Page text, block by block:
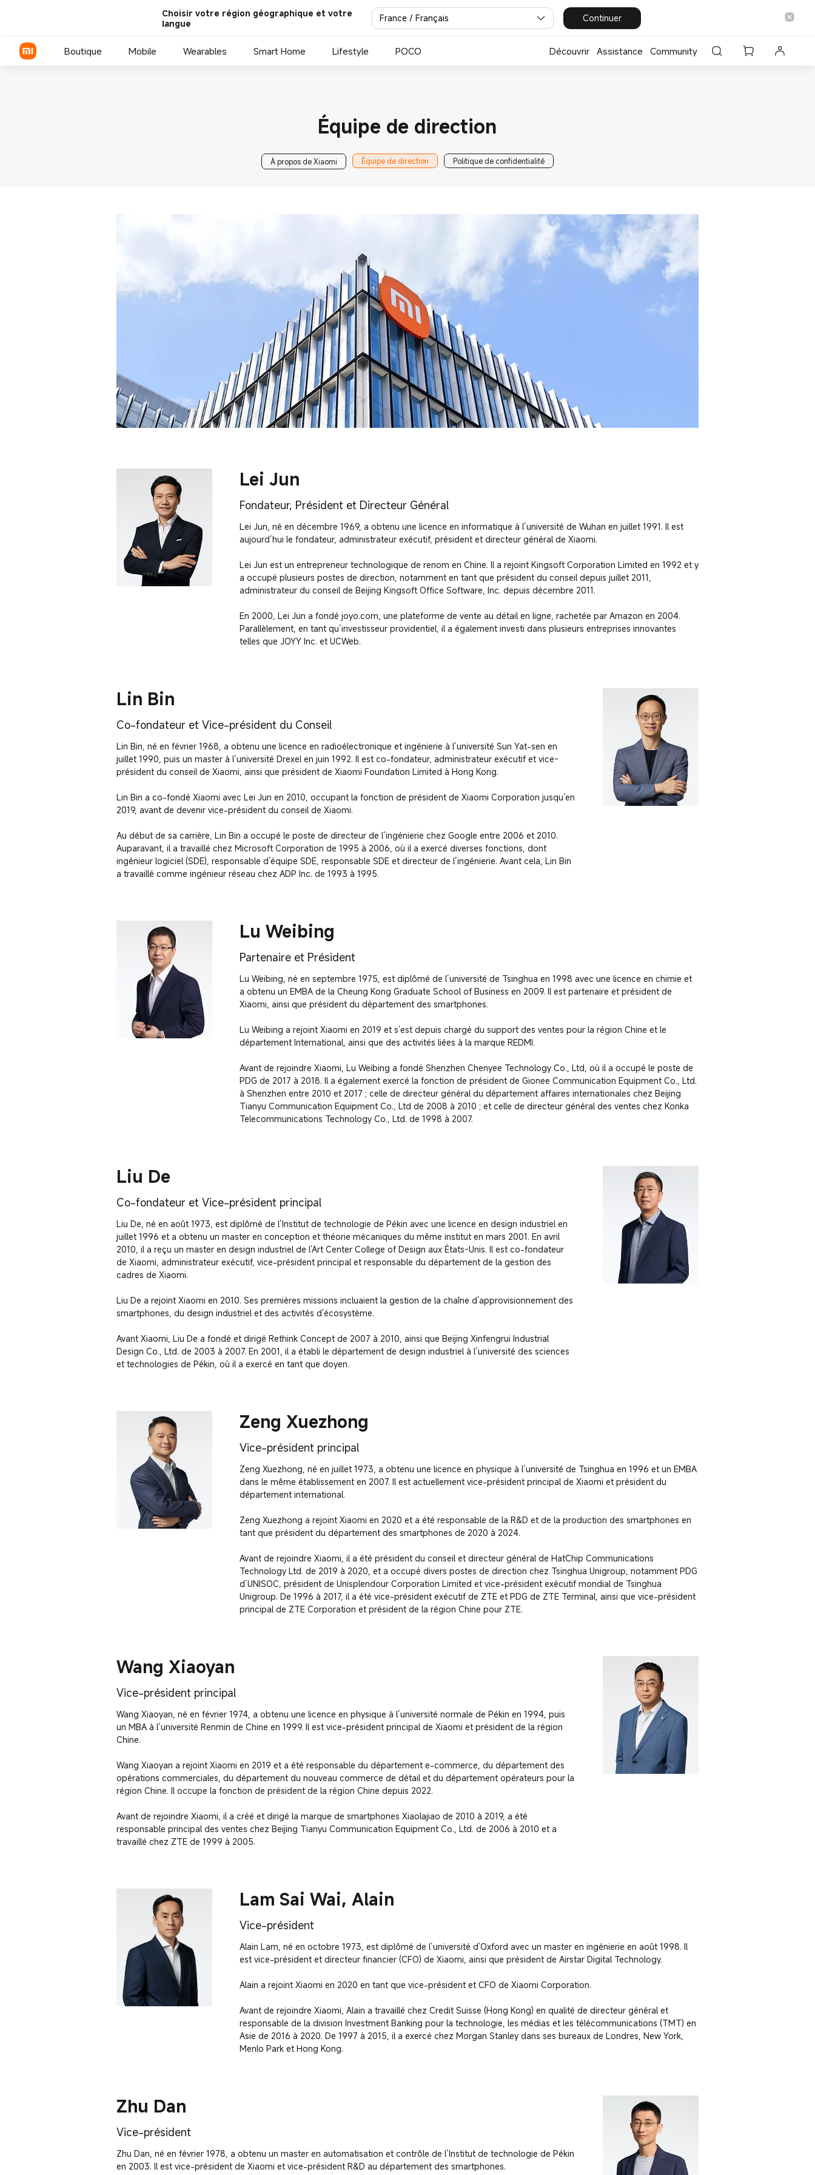
Choisir votre région géographique et votre
langue
France / Français Continuer
Boutique Mobile Wearables Smart Home Lifestyle POCO Découvrir Assistance Community
Équipe de direction
À propos de Xiaomi Équipe de direction Politique de confidentialité
Lei Jun
Fondateur, Président et Directeur Général
Lei Jun, né en décembre 1969, a obtenu une licence en informatique à l’université de Wuhan en juillet 1991. Il est
aujourd’hui le fondateur, administrateur exécutif, président et directeur général de Xiaomi.
Lei Jun est un entrepreneur technologique de renom en Chine. Il a rejoint Kingsoft Corporation Limited en 1992 et y
a occupé plusieurs postes de direction, notamment en tant que président du conseil depuis juillet 2011,
administrateur du conseil de Beijing Kingsoft Office Software, Inc. depuis décembre 2011.
En 2000, Lei Jun a fondé joyo.com, une plateforme de vente au détail en ligne, rachetée par Amazon en 2004.
Parallèlement, en tant qu’investisseur providentiel, il a également investi dans plusieurs entreprises innovantes
telles que JOYY Inc. et UCWeb.
Lin Bin
Co-fondateur et Vice-président du Conseil
Lin Bin, né en février 1968, a obtenu une licence en radioélectronique et ingénierie à l’université Sun Yat-sen en
juillet 1990, puis un master à l’université Drexel en juin 1992. Il est co-fondateur, administrateur exécutif et vice-
président du conseil de Xiaomi, ainsi que président de Xiaomi Foundation Limited à Hong Kong.
Lin Bin a co-fondé Xiaomi avec Lei Jun en 2010, occupant la fonction de président de Xiaomi Corporation jusqu’en
2019, avant de devenir vice-président du conseil de Xiaomi.
Au début de sa carrière, Lin Bin a occupé le poste de directeur de l’ingénierie chez Google entre 2006 et 2010.
Auparavant, il a travaillé chez Microsoft Corporation de 1995 à 2006, où il a exercé diverses fonctions, dont
ingénieur logiciel (SDE), responsable d’équipe SDE, responsable SDE et directeur de l’ingénierie. Avant cela, Lin Bin
a travaillé comme ingénieur réseau chez ADP Inc. de 1993 à 1995.
Lu Weibing
Partenaire et Président
Lu Weibing, né en septembre 1975, est diplômé de l’université de Tsinghua en 1998 avec une licence en chimie et
a obtenu un EMBA de la Cheung Kong Graduate School of Business en 2009. Il est partenaire et président de
Xiaomi, ainsi que président du département des smartphones.
Lu Weibing a rejoint Xiaomi en 2019 et s’est depuis chargé du support des ventes pour la région Chine et le
département International, ainsi que des activités liées à la marque REDMI.
Avant de rejoindre Xiaomi, Lu Weibing a fondé Shenzhen Chenyee Technology Co., Ltd, où il a occupé le poste de
PDG de 2017 à 2018. Il a également exercé la fonction de président de Gionee Communication Equipment Co., Ltd.
à Shenzhen entre 2010 et 2017 ; celle de directeur général du département affaires internationales chez Beijing
Tianyu Communication Equipment Co., Ltd de 2008 à 2010 ; et celle de directeur général des ventes chez Konka
Telecommunications Technology Co., Ltd. de 1998 à 2007.
Liu De
Co-fondateur et Vice-président principal
Liu De, né en août 1973, est diplômé de l’Institut de technologie de Pékin avec une licence en design industriel en
juillet 1996 et a obtenu un master en conception et théorie mécaniques du même institut en mars 2001. En avril
2010, il a reçu un master en design industriel de l’Art Center College of Design aux États-Unis. Il est co-fondateur
de Xiaomi, administrateur exécutif, vice-président principal et responsable du département de la gestion des
cadres de Xiaomi.
Liu De a rejoint Xiaomi en 2010. Ses premières missions incluaient la gestion de la chaîne d’approvisionnement des
smartphones, du design industriel et des activités d’écosystème.
Avant Xiaomi, Liu De a fondé et dirigé Rethink Concept de 2007 à 2010, ainsi que Beijing Xinfengrui Industrial
Design Co., Ltd. de 2003 à 2007. En 2001, il a établi le département de design industriel à l’université des sciences
et technologies de Pékin, où il a exercé en tant que doyen.
Zeng Xuezhong
Vice-président principal
Zeng Xuezhong, né en juillet 1973, a obtenu une licence en physique à l’université de Tsinghua en 1996 et un EMBA
dans le même établissement en 2007. Il est actuellement vice-président principal de Xiaomi et président du
département international.
Zeng Xuezhong a rejoint Xiaomi en 2020 et a été responsable de la R&D et de la production des smartphones en
tant que président du département des smartphones de 2020 à 2024.
Avant de rejoindre Xiaomi, il a été président du conseil et directeur général de HatChip Communications
Technology Ltd. de 2019 à 2020, et a occupé divers postes de direction chez Tsinghua Unigroup, notamment PDG
d’UNISOC, président de Unisplendour Corporation Limited et vice-président exécutif mondial de Tsinghua
Unigroup. De 1996 à 2017, il a été vice-président exécutif de ZTE et PDG de ZTE Terminal, ainsi que vice-président
principal de ZTE Corporation et président de la région Chine pour ZTE.
Wang Xiaoyan
Vice-président principal
Wang Xiaoyan, né en février 1974, a obtenu une licence en physique à l’université normale de Pékin en 1994, puis
un MBA à l’université Renmin de Chine en 1999. Il est vice-président principal de Xiaomi et président de la région
Chine.
Wang Xiaoyan a rejoint Xiaomi en 2019 et a été responsable du département e-commerce, du département des
opérations commerciales, du département du nouveau commerce de détail et du département opérateurs pour la
région Chine. Il occupe la fonction de président de la région Chine depuis 2022.
Avant de rejoindre Xiaomi, il a créé et dirigé la marque de smartphones Xiaolajiao de 2010 à 2019, a été
responsable principal des ventes chez Beijing Tianyu Communication Equipment Co., Ltd. de 2006 à 2010 et a
travaillé chez ZTE de 1999 à 2005.
Lam Sai Wai, Alain
Vice-président
Alain Lam, né en octobre 1973, est diplômé de l’université d’Oxford avec un master en ingénierie en août 1998. Il
est vice-président et directeur financier (CFO) de Xiaomi, ainsi que président de Airstar Digital Technology.
Alain a rejoint Xiaomi en 2020 en tant que vice-président et CFO de Xiaomi Corporation.
Avant de rejoindre Xiaomi, Alain a travaillé chez Credit Suisse (Hong Kong) en qualité de directeur général et
responsable de la division Investment Banking pour la technologie, les médias et les télécommunications (TMT) en
Asie de 2016 à 2020. De 1997 à 2015, il a exercé chez Morgan Stanley dans ses bureaux de Londres, New York,
Menlo Park et Hong Kong.
Zhu Dan
Vice-président
Zhu Dan, né en février 1978, a obtenu un master en automatisation et contrôle de l’Institut de technologie de Pékin
en 2003. Il est vice-président de Xiaomi et vice-président R&D au département des smartphones.